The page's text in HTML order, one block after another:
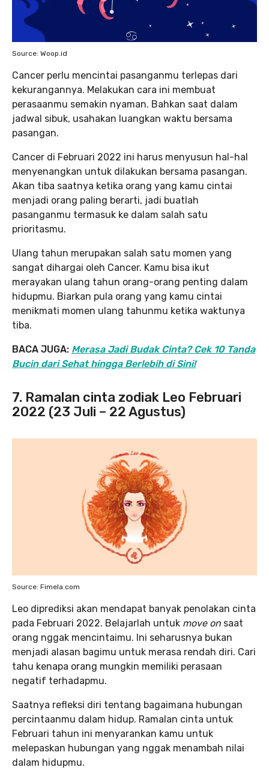
Source: Woop.id
Cancer perlu mencintai pasanganmu terlepas dari
kekurangannya. Melakukan cara ini membuat
perasaanmu semakin nyaman. Bahkan saat dalam
jadwal sibuk, usahakan luangkan waktu bersama
pasangan.
Cancer di Februari 2022 ini harus menyusun hal-hal
menyenangkan untuk dilakukan bersama pasangan.
Akan tiba saatnya ketika orang yang kamu cintai
menjadi orang paling berarti, jadi buatlah
pasanganmu termasuk ke dalam salah satu
prioritasmu.
Ulang tahun merupakan salah satu momen yang
sangat dihargai oleh Cancer. Kamu bisa ikut
merayakan ulang tahun orang-orang penting dalam
hidupmu. Biarkan pula orang yang kamu cintai
menikmati momen ulang tahunmu ketika waktunya
tiba.
BACA JUGA: Merasa Jadi Budak Cinta? Cek 10 Tanda
Bucin dari Sehat hingga Berlebih di Sini!
7. Ramalan cinta zodiak Leo Februari
2022 (23 Juli – 22 Agustus)
Source: Fimela.com
Leo diprediksi akan mendapat banyak penolakan cinta
pada Februari 2022. Belajarlah untuk move on saat
orang nggak mencintaimu. Ini seharusnya bukan
menjadi alasan bagimu untuk merasa rendah diri. Cari
tahu kenapa orang mungkin memiliki perasaan
negatif terhadapmu.
Saatnya refleksi diri tentang bagaimana hubungan
percintaanmu dalam hidup. Ramalan cinta untuk
Februari tahun ini menyarankan kamu untuk
melepaskan hubungan yang nggak menambah nilai
dalam hidupmu.